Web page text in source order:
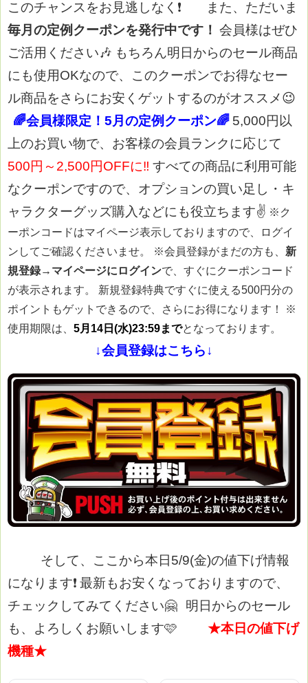
このチャンスをお見逃しなく❗
また、ただいま
毎月の定例クーポンを発行中です！ 会員様はぜひ
ご活用ください🎶 もちろん明日からのセール商品
にも使用OKなので、このクーポンでお得なセー
ル商品をさらにお安くゲットするのがオススメ😉
🌈会員様限定！5月の定例クーポン🌈 5,000円以
上のお買い物で、お客様の会員ランクに応じて
500円～2,500円OFFに‼ すべての商品に利用可能
なクーポンですので、オプションの買い足し・キ
ャラクターグッズ購入などにも役立ちます✌ ※ク
ーポンコードはマイページ表示しておりますので、ログイ
ンしてご確認くださいませ。
※会員登録がまだの方も、 新
規登録→マイページにログインで、すぐにクーポンコード
が表示されます。 新規登録特典ですぐに使える500円分の
ポイントもゲットできるので、さらにお得になります！
※
使用期限は、 5月14日(水)23:59までとなっております。
↓会員登録はこちら↓
そして、ここから本日5/9(金)の値下げ情報
になります❗ 最新もお安くなっておりますので、
チェックしてみてください🤗
明日からのセール
も、よろしくお願いします🩷
★本日の値下げ
機種★